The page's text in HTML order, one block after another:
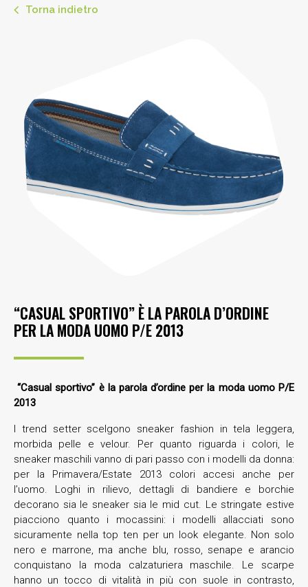
Torna indietro
“CASUAL SPORTIVO” È LA PAROLA D’ORDINE
PER LA MODA UOMO P/E 2013
“Casual sportivo” è la parola d’ordine per la moda uomo P/E
2013
I trend setter scelgono sneaker fashion in tela leggera,
morbida pelle e velour. Per quanto riguarda i colori, le
sneaker maschili vanno di pari passo con i modelli da donna:
per la Primavera/Estate 2013 colori accesi anche per
l’uomo. Loghi in rilievo, dettagli di bandiere e borchie
decorano sia le sneaker sia le mid cut. Le stringate estive
piacciono quanto i mocassini: i modelli allacciati sono
sicuramente nella top ten per un look elegante. Non solo
nero e marrone, ma anche blu, rosso, senape e arancio
conquistano la moda calzaturiera maschile. Le scarpe
hanno un tocco di vitalità in più con suole in contrasto,